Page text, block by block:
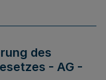
des
- AG -